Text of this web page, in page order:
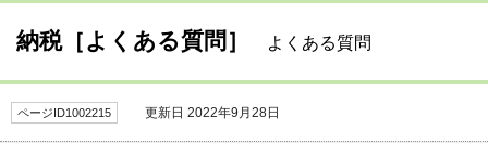
納税［よくある質問］ よくある質問
ページID1002215 更新日 2022年9月28日